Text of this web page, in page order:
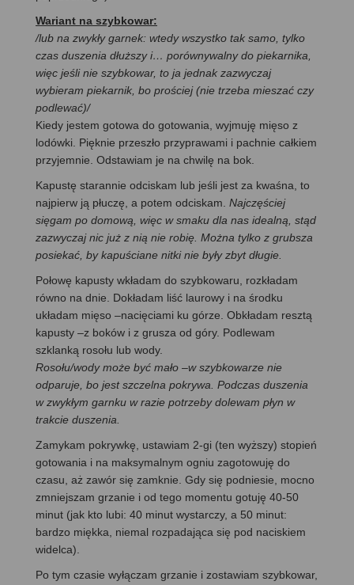
Wariant na szybkowar:
/lub na zwykły garnek: wtedy wszystko tak samo, tylko
czas duszenia dłuższy i… porównywalny do piekarnika,
więc jeśli nie szybkowar, to ja jednak zazwyczaj
wybieram piekarnik, bo prościej (nie trzeba mieszać czy
podlewać)/
Kiedy jestem gotowa do gotowania, wyjmuję mięso z
lodówki. Pięknie przeszło przyprawami i pachnie całkiem
przyjemnie. Odstawiam je na chwilę na bok.
Kapustę starannie odciskam lub jeśli jest za kwaśna, to
najpierw ją płuczę, a potem odciskam. Najczęściej
sięgam po domową, więc w smaku dla nas idealną, stąd
zazwyczaj nic już z nią nie robię. Można tylko z grubsza
posiekać, by kapuściane nitki nie były zbyt długie.
Połowę kapusty wkładam do szybkowaru, rozkładam
równo na dnie. Dokładam liść laurowy i na środku
układam mięso –nacięciami ku górze. Obkładam resztą
kapusty –z boków i z grusza od góry. Podlewam
szklanką rosołu lub wody.
Rosołu/wody może być mało –w szybkowarze nie
odparuje, bo jest szczelna pokrywa. Podczas duszenia
w zwykłym garnku w razie potrzeby dolewam płyn w
trakcie duszenia.
Zamykam pokrywkę, ustawiam 2-gi (ten wyższy) stopień
gotowania i na maksymalnym ogniu zagotowuję do
czasu, aż zawór się zamknie. Gdy się podniesie, mocno
zmniejszam grzanie i od tego momentu gotuję 40-50
minut (jak kto lubi: 40 minut wystarczy, a 50 minut:
bardzo miękka, niemal rozpadająca się pod naciskiem
widelca).
Po tym czasie wyłączam grzanie i zostawiam szybkowar,